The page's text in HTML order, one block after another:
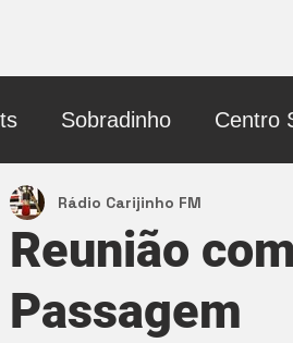
Sobradinho Centro
Reunião
Passagem
Rádio Carijinho FM